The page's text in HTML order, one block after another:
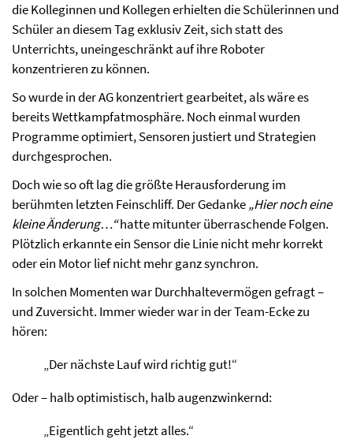
die Kolleginnen und Kollegen erhielten die Schülerinnen und
Schüler an diesem Tag exklusiv Zeit, sich statt des
Unterrichts, uneingeschränkt auf ihre Roboter
konzentrieren zu können.
So wurde in der AG konzentriert gearbeitet, als wäre es
bereits Wettkampfatmosphäre. Noch einmal wurden
Programme optimiert, Sensoren justiert und Strategien
durchgesprochen.
Doch wie so oft lag die größte Herausforderung im
berühmten letzten Feinschliff. Der Gedanke„Hier noch eine
kleine Änderung…“hatte mitunter überraschende Folgen.
Plötzlich erkannte ein Sensor die Linie nicht mehr korrekt
oder ein Motor lief nicht mehr ganz synchron.
In solchen Momenten war Durchhaltevermögen gefragt –
und Zuversicht. Immer wieder war in der Team-Ecke zu
hören:
„Der nächste Lauf wird richtig gut!“
Oder – halb optimistisch, halb augenzwinkernd:
„Eigentlich geht jetzt alles.“